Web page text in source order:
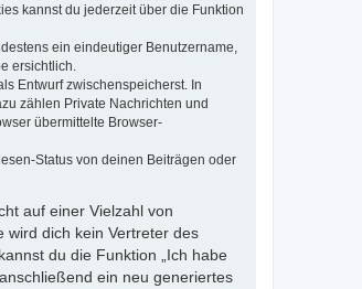
kannst du jederzeit über die Funktion
ein eindeutiger Benutzername,
ersichtlich.
Entwurf zwischenspeicherst. In
zählen Private Nachrichten und
übermittelte Browser-
Status von deinen Beiträgen oder
auf einer Vielzahl von
wird dich kein Vertreter des
du die Funktion „Ich habe
ein neu generiertes